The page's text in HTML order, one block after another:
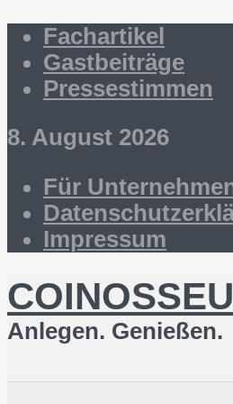
Fachartikel
Gastbeiträge
Pressestimmen
8. August 2026
Für
Impressum
Anlegen. Genießen.